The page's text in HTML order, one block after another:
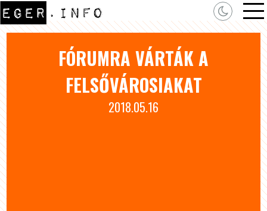
FÓRUMRA VÁRTÁK A
FELSŐVÁROSIAKAT
2018.05.16